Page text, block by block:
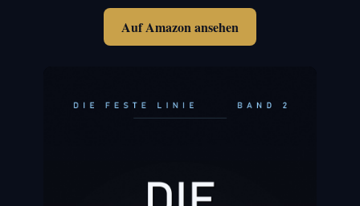
Auf Amazon ansehen